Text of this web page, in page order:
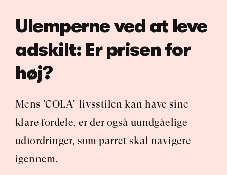
Ulemperne ved at leve
adskilt: Er prisen for
høj?
Mens 'COLA'-livsstilen kan have sine
klare fordele, er der også uundgåelige
udfordringer, som parret skal navigere
igennem.